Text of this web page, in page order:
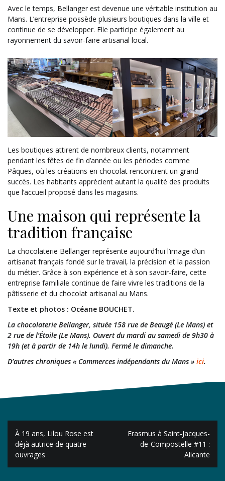
Avec le temps, Bellanger est devenue une véritable institution au
Mans. L’entreprise possède plusieurs boutiques dans la ville et
continue de se développer. Elle participe également au
rayonnement du savoir-faire artisanal local.
Les boutiques attirent de nombreux clients, notamment
pendant les fêtes de fin d’année ou les périodes comme
Pâques, où les créations en chocolat rencontrent un grand
succès. Les habitants apprécient autant la qualité des produits
que l’accueil proposé dans les magasins.
Une maison qui représente la
tradition française
La chocolaterie Bellanger représente aujourd’hui l’image d’un
artisanat français fondé sur le travail, la précision et la passion
du métier. Grâce à son expérience et à son savoir-faire, cette
entreprise familiale continue de faire vivre les traditions de la
pâtisserie et du chocolat artisanal au Mans.
Texte et photos : Océane BOUCHET.
La chocolaterie Bellanger, située 158 rue de Beaugé (Le Mans) et
2 rue de l’Étoile (Le Mans). Ouvert du mardi au samedi de 9h30 à
19h (et à partir de 14h le lundi). Fermé le dimanche.
D’autres chroniques « Commerces indépendants du Mans » ici.
Navigation
de
l’article
À 19 ans, Lilou Rose est
déjà autrice de quatre
ouvrages
Erasmus à Saint-Jacques-
de-Compostelle #11 :
Alicante